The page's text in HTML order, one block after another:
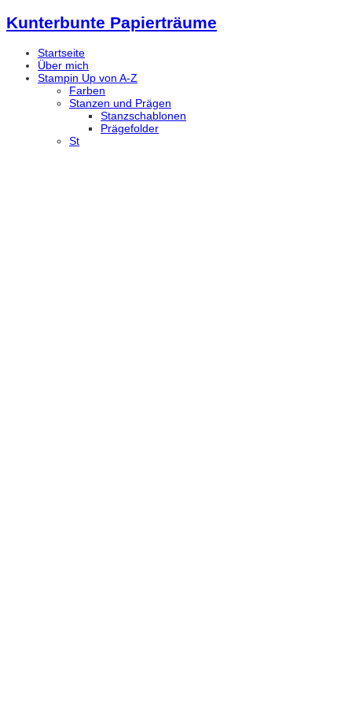
Kunterbunte Papierträume
Startseite
Über mich
Stampin Up von A-Z
Farben
Stanzen und Prägen
Stanzschablonen
Prägefolder
St